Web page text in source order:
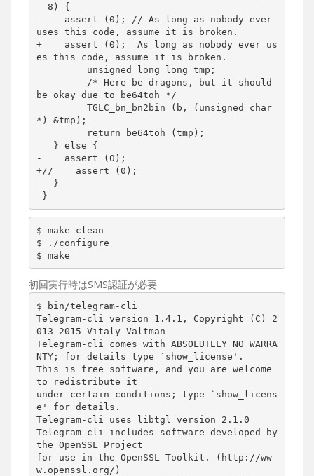
= 8) {
-    assert (0); // As long as nobody ever
uses this code, assume it is broken.
+    assert (0);  As long as nobody ever us
es this code, assume it is broken.
be okay due to be64toh */
*) &tmp);
-    assert (0);
+//    assert (0);
}
$ make clean
$ ./configure
$ make
初回実行時はSMS認証が必要
$ bin/telegram-cli
Telegram-cli version 1.4.1, Copyright (C) 2
013-2015 Vitaly Valtman
Telegram-cli comes with ABSOLUTELY NO WARRA
NTY; for details type `show_license'.
This is free software, and you are welcome
to redistribute it
under certain conditions; type `show_licens
e' for details.
Telegram-cli uses libtgl version 2.1.0
Telegram-cli includes software developed by
the OpenSSL Project
for use in the OpenSSL Toolkit. (http://ww
w.openssl.org/)